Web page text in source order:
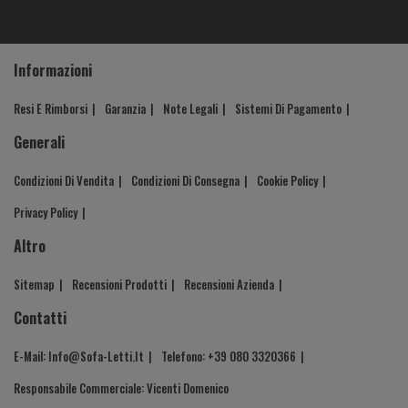
140x190x13/14 cm.
Informazioni
Resi E Rimborsi Garanzia Note Legali Sistemi Di Pagamento
Generali
Condizioni Di Vendita Condizioni Di Consegna
Cookie Policy
Privacy Policy
Altro
Sitemap Recensioni Prodotti Recensioni Azienda
Contatti
E-Mail: Info@sofa-Letti.it
Telefono: +39 080 3320366
Responsabile Commerciale: Vicenti Domenico